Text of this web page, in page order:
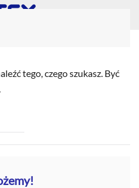
tego, czego szukasz. Być